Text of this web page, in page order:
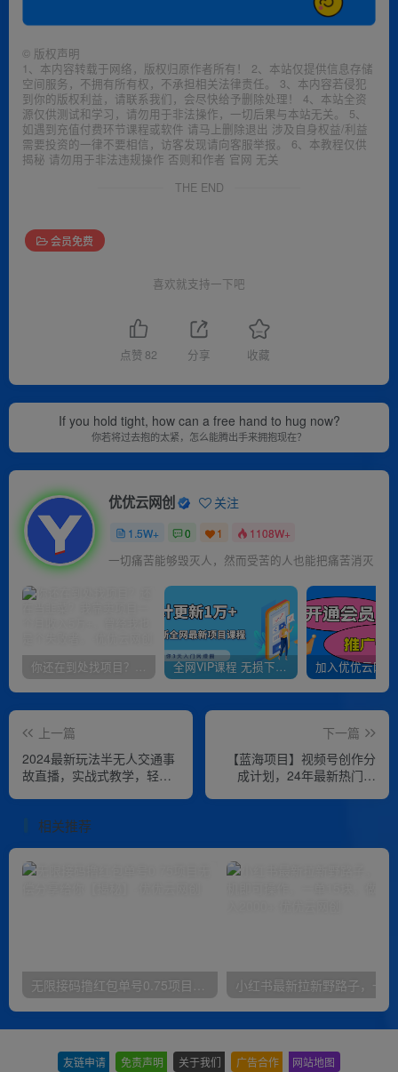
© 版权声明
1、本内容转载于网络，版权归原作者所有！ 2、本站仅提供信息存储
空间服务，不拥有所有权，不承担相关法律责任。 3、本内容若侵犯
到你的版权利益，请联系我们，会尽快给予删除处理！ 4、本站全资
源仅供测试和学习，请勿用于非法操作，一切后果与本站无关。 5、
如遇到充值付费环节课程或软件 请马上删除退出 涉及自身权益/利益
需要投资的一律不要相信，访客发现请向客服举报。 6、本教程仅供
揭秘 请勿用于非法违规操作 否则和作者 官网 无关
THE END
会员免费
喜欢就支持一下吧
点赞 82 分享 收藏
If you hold tight, how can a free hand to hug now?
你若将过去抱的太紧，怎么能腾出手来拥抱现在？
优优云网创 关注
1.5W+ 0 1 1108W+
一切痛苦能够毁灭人，然而受苦的人也能把痛苦消灭
你还在到处找项目？还在当韭菜？我靠卖项目一个月收入5万+，曾经我也是个失败者。 全网VIP课程 无损下载~
上一篇
2024最新玩法半无人交通事
故直播，实战式教学，轻松
下一篇
【蓝海项目】视频号创作分
成计划，24年最新热门玩
相关推荐
无限接码撸红包单号0.75项目无偿分享给你【揭秘】
友链申请 免责声明 关于我们 广告合作 网站地图